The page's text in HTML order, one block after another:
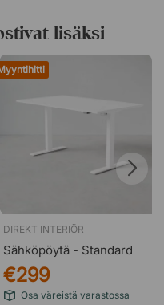
lisäksi
DIREKT INTERIÖR
Sähköpöytä - Standard
€299
Osa väreistä varastossa